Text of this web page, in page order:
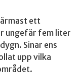
ett
ungefär fem liter
Sinar ens
upp vilka